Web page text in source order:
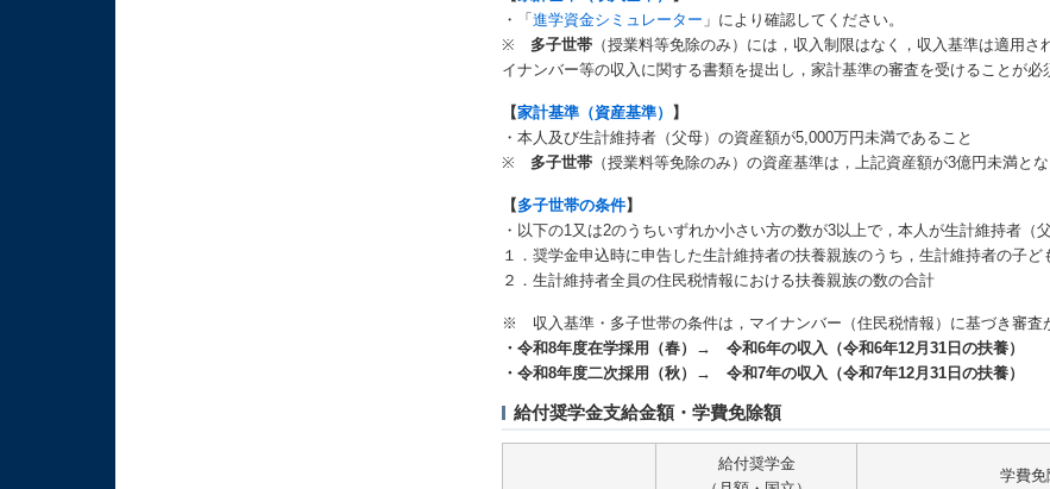
・「進学資金シミュレーター 」により確認してください。
※ 多子世帯 （授業料等免除のみ）には，収入制限はなく，収入基準は適用さ
イナンバー等の収入に関する書類を提出し，家計基準の審査を受けることが必
【家計基準（資産基準）
】
・本人及び生計維持者（父母）の資産額が5,000万円未満であること
※ 多子世帯 （授業料等免除のみ）の資産基準は，上記資産額が3億円未満とな
【多子世帯の条件】
・以下の1又は2のうちいずれか小さい方の数が3以上で，本人が生計維持者（
１．奨学金申込時に申告した生計維持者の扶養親族のうち，生計維持者の子ど
２．生計維持者全員の住民税情報における扶養親族の数の合計
※ 収入基準・多子世帯の条件は，マイナンバー（住民税情報）に基づき審査
・令和8年度在学採用（春）→ 令和6年の収入（令和6年12月31日の扶養）
・令和8年度二次採用（秋）→ 令和7年の収入（令和7年12月31日の扶養）
給付奨学金支給金額・学費免除額
給付奨学金
学費免